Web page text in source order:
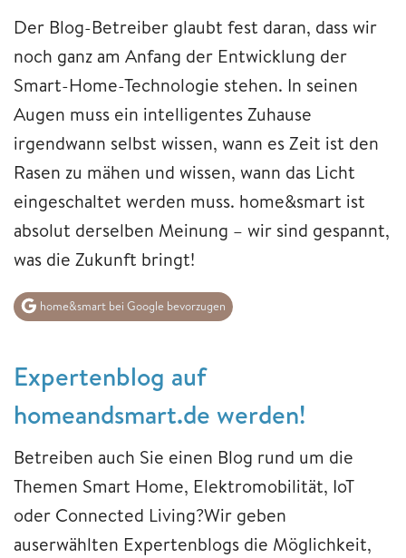
Der Blog-Betreiber glaubt fest daran, dass wir
noch ganz am Anfang der Entwicklung der
Smart-Home-Technologie stehen. In seinen
Augen muss ein intelligentes Zuhause
irgendwann selbst wissen, wann es Zeit ist den
Rasen zu mähen und wissen, wann das Licht
eingeschaltet werden muss. home&smart ist
absolut derselben Meinung – wir sind gespannt,
was die Zukunft bringt!
home&smart bei Google bevorzugen
Expertenblog auf
homeandsmart.de werden!
Betreiben auch Sie einen Blog rund um die
Themen Smart Home, Elektromobilität, IoT
oder Connected Living?Wir geben
auserwählten Expertenblogs die Möglichkeit,